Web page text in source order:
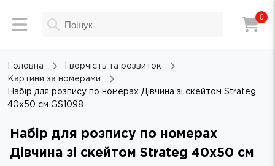
0
Головна
Творчість та розвиток
Картини за номерами
Набір для розпису по номерах Дівчина зі скейтом Strateg
40х50 см GS1098
Набір для розпису по номерах
Дівчина зі скейтом Strateg 40х50 см